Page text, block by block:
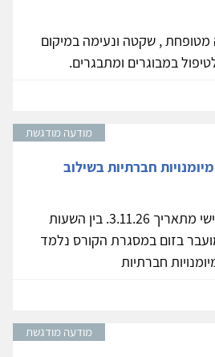
מטופחת , שקטה ונעימה במיקום
במבוגרים ומתבגרים.
מודעה מודגשת
חברתיות בשילוב
המחזור הקרוב: ימי שלישי מתאריך 3.11.26. בין השעות
הקורס מועבר בזום במסגרת הקורס נלמד
חברתיות
מודעה מודגשת